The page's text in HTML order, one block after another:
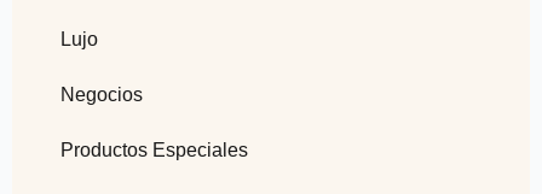
Lujo
Negocios
Productos Especiales